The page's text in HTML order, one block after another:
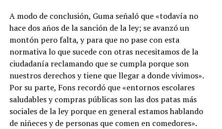
A modo de conclusión, Guma señaló que «todavía no
hace dos años de la sanción de la ley; se avanzó un
montón pero falta, y para que no pase con esta
normativa lo que sucede con otras necesitamos de la
ciudadanía reclamando que se cumpla porque son
nuestros derechos y tiene que llegar a donde vivimos».
Por su parte, Fons recordó que «entornos escolares
saludables y compras públicas son las dos patas más
sociales de la ley porque en general estamos hablando
de niñeces y de personas que comen en comedores».